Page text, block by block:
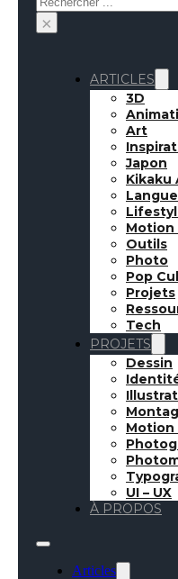
×
ARTICLES
3D
Art
Japon
Kikaku
Motion
Outils
Photo
Pop
Projets
Tech
PROJETS
Dessin
Motion
UI – UX
À PROPOS
Articles
2 Octobre 2017 ●